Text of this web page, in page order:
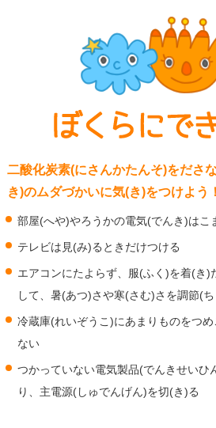
二酸化炭素(にさんかたんそ)をださ
き)のムダづかいに気(き)をつけよう！
部屋(へや)やろうかの電気(でんき)はこ
テレビは見(み)るときだけつける
エアコンにたよらず、服(ふく)を着(き)
して、暑(あつ)さや寒(さむ)さを調節(
冷蔵庫(れいぞうこ)にあまりものをつ
ない
つかっていない電気製品(でんきせいひ
り、主電源(しゅでんげん)を切(き)る